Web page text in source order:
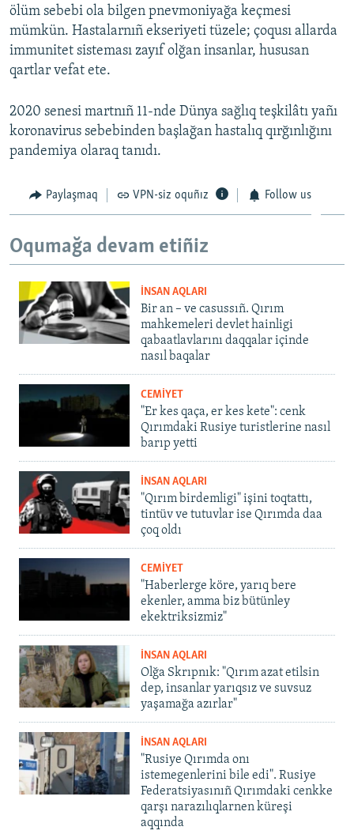
ölüm sebebi ola bilgen pnevmoniyağa keçmesi
mümkün. Hastalarnıñ ekseriyeti tüzele; çoqusı allarda
immunitet sisteması zayıf olğan insanlar, hususan
qartlar vefat ete.
2020 senesi martnıñ 11-nde Dünya sağlıq teşkilâtı yañı
koronavirus sebebinden başlağan hastalıq qırğınlığını
pandemiya olaraq tanıdı.
Paylaşmaq VPN-siz oquñız Follow us
Oqumağa devam etiñiz
İNSAN AQLARI
Bir an – ve casussıñ. Qırım
mahkemeleri devlet hainligi
qabaatlavlarını daqqalar içinde
nasıl baqalar
CEMİYET
"Er kes qaça, er kes kete": cenk
Qırımdaki Rusiye turistlerine nasıl
barıp yetti
İNSAN AQLARI
"Qırım birdemligi" işini toqtattı,
tintüv ve tutuvlar ise Qırımda daa
çoq oldı
CEMİYET
"Haberlerge köre, yarıq bere
ekenler, amma biz bütünley
ekektriksizmiz"
İNSAN AQLARI
Olğa Skrıpnık: "Qırım azat etilsin
dep, insanlar yarıqsız ve suvsuz
yaşamağa azırlar"
İNSAN AQLARI
"Rusiye Qırımda onı
istemegenlerini bile edi". Rusiye
Federatsiyasınıñ Qırımdaki cenkke
qarşı narazılıqlarnen küreşi
aqqında